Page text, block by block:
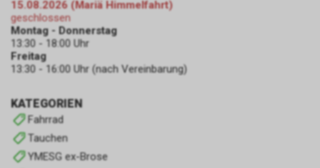
KATEGORIEN
Fahrrad
Tauchen
YMESG ex-Brose
15.08.2026 (Mariä Himmelfahrt)
geschlossen
Montag - Donnerstag
13:30 - 18:00 Uhr
Freitag
13:30 - 16:00 Uhr (nach Vereinbarung)